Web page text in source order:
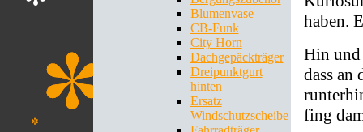
Blumenvase
CB-Funk
City Horn
Dachgepäckträger
Dreipunktgurt
hinten
Ersatz
Windschutzscheibe
haben.
Hin und
dass an
fing